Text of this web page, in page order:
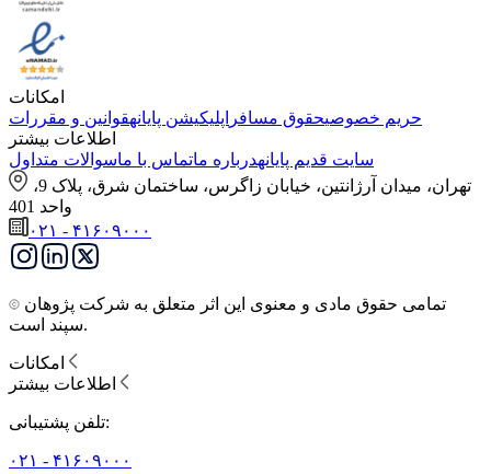
امکانات
حریم خصوصیحقوق مسافر اپلیکیشن پایانهقوانین و مقررات
اطلاعات بیشتر
سایت قدیم پایانهدرباره ماتماس با ماسوالات متداول
واحد 401
۰۲۱ - ۴۱۶۰۹۰۰۰
سپند است.
تلفن پشتیبانی:
۰۲۱ - ۴۱۶۰۹۰۰۰